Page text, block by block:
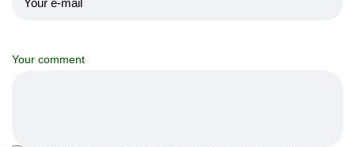
Your comment